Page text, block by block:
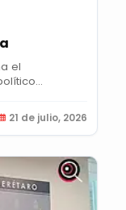
el
21 de julio, 2026